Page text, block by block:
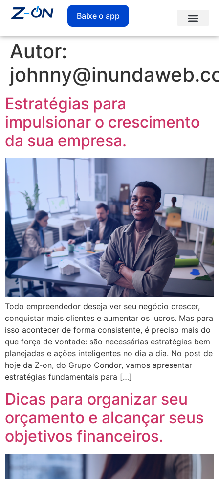
Baixe o app
Autor:
Estratégias para
impulsionar o crescimento
da sua empresa.
Todo empreendedor deseja ver seu negócio crescer,
conquistar mais clientes e aumentar os lucros. Mas para
isso acontecer de forma consistente, é preciso mais do
que força de vontade: são necessárias estratégias bem
planejadas e ações inteligentes no dia a dia. No post de
hoje da Z-on, do Grupo Condor, vamos apresentar
estratégias fundamentais para […]
Dicas para organizar seu
orçamento e alcançar seus
objetivos financeiros.